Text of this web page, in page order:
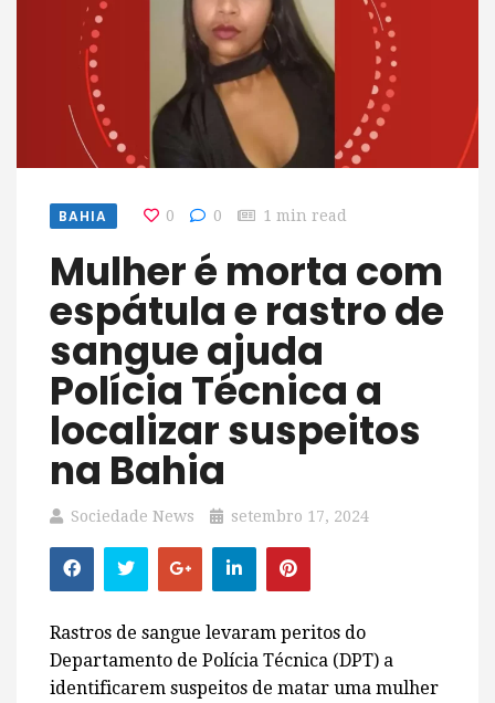
BAHIA 0 0 1 min read
Mulher é morta com
espátula e rastro de
sangue ajuda
Polícia Técnica a
localizar suspeitos
na Bahia
Sociedade News setembro 17, 2024
Rastros de sangue levaram peritos do
Departamento de Polícia Técnica (DPT) a
identificarem suspeitos de matar uma mulher